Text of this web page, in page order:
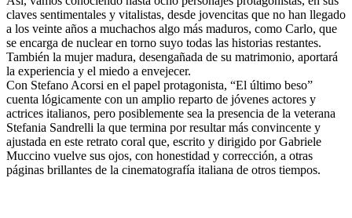
claves sentimentales y vitalistas, desde jovencitas que no han llegado
a los veinte años a muchachos algo más maduros, como Carlo, que
se encarga de nuclear en torno suyo todas las historias restantes.
También la mujer madura, desengañada de su matrimonio, aportará
la experiencia y el miedo a envejecer.
Con Stefano Acorsi en el papel protagonista, “El último beso”
cuenta lógicamente con un amplio reparto de jóvenes actores y
actrices italianos, pero posiblemente sea la presencia de la veterana
Stefania Sandrelli la que termina por resultar más convincente y
ajustada en este retrato coral que, escrito y dirigido por Gabriele
Muccino vuelve sus ojos, con honestidad y corrección, a otras
páginas brillantes de la cinematografía italiana de otros tiempos.